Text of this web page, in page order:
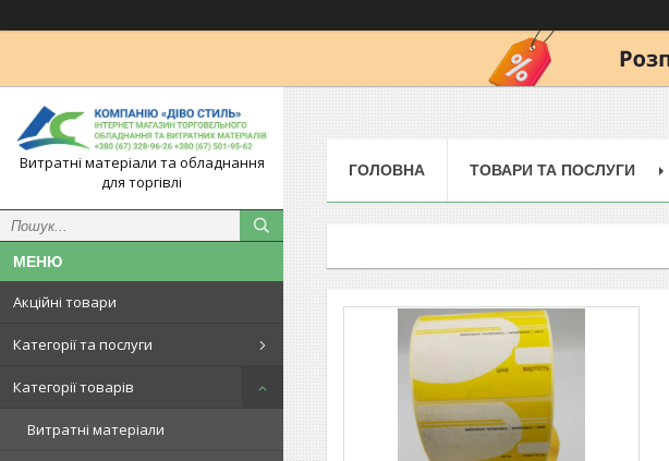
Витратні матеріали та обладнання
для торгівлі
Акційні товари
Категорії та послуги
Категорії товарів
Витратні матеріали
ГОЛОВНА ТОВАРИ ТА ПОСЛУГИ